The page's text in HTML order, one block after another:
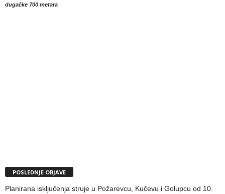
dugačke 700 metara
POSLEDNJE OBJAVE
Planirana isključenja struje u Požarevcu, Kučevu i Golupcu od 10.